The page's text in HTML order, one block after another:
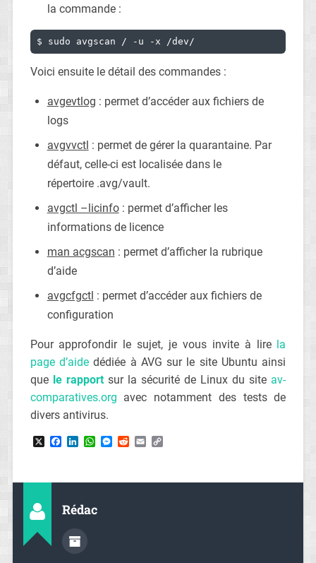
la commande :
$ sudo avgscan / -u -x /dev/
Voici ensuite le détail des commandes :
avgevtlog : permet d’accéder aux fichiers de
logs
avgvvctl : permet de gérer la quarantaine. Par
défaut, celle-ci est localisée dans le
répertoire .avg/vault.
avgctl –licinfo: permet d’afficher les
informations de licence
man acgscan : permet d’afficher la rubrique
d’aide
avgcfgctl : permet d’accéder aux fichiers de
configuration
Pour approfondir le sujet, je vous invite à lire
la
page d’aidedédiée à AVG sur le site Ubuntu ainsi
que le rapportsur la sécurité de Linux du site av-
comparatives.org avec notamment des tests de
divers antivirus.
X
Facebook
LinkedIn
WhatsApp
Messenger
RedditEmail
Rédac